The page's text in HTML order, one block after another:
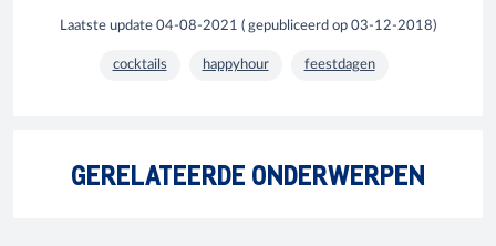
Laatste update 04-08-2021 ( gepubliceerd op 03-12-2018)
cocktails happyhour feestdagen
GERELATEERDE ONDERWERPEN